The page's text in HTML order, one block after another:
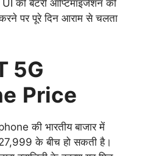
UI की बैटरी ऑप्टिमाइजेशन की
पर पूरे दिन आराम से चलता
5G
Price
की भारतीय बाजार में
के बीच हो सकती है।